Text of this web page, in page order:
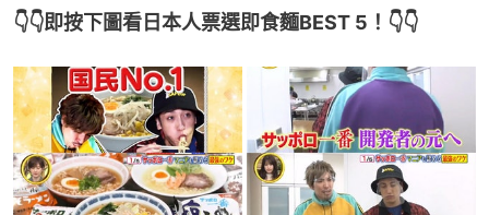
👇👇即按下圖看日本人票選即食麵BEST 5！👇👇